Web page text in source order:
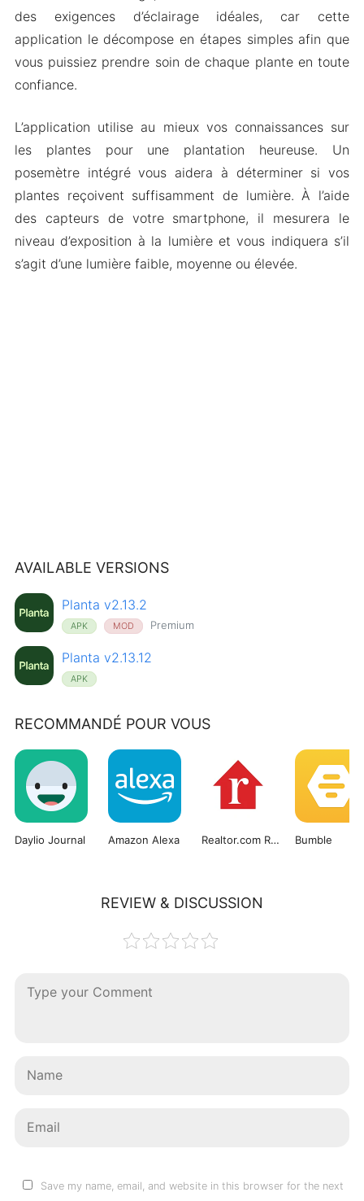
des exigences d’éclairage idéales, car cette
application le décompose en étapes simples afin que
vous puissiez prendre soin de chaque plante en toute
confiance.
L’application utilise au mieux vos connaissances sur
les plantes pour une plantation heureuse. Un
posemètre intégré vous aidera à déterminer si vos
plantes reçoivent suffisamment de lumière. À l’aide
des capteurs de votre smartphone, il mesurera le
niveau d’exposition à la lumière et vous indiquera s’il
s’agit d’une lumière faible, moyenne ou élevée.
AVAILABLE VERSIONS
Planta v2.13.2
APK MOD Premium
Planta v2.13.12
APK
RECOMMANDÉ POUR VOUS
Daylio Journal Amazon Alexa Realtor.com Real Estate Bumble
REVIEW & DISCUSSION
Save my name, email, and website in this browser for the next